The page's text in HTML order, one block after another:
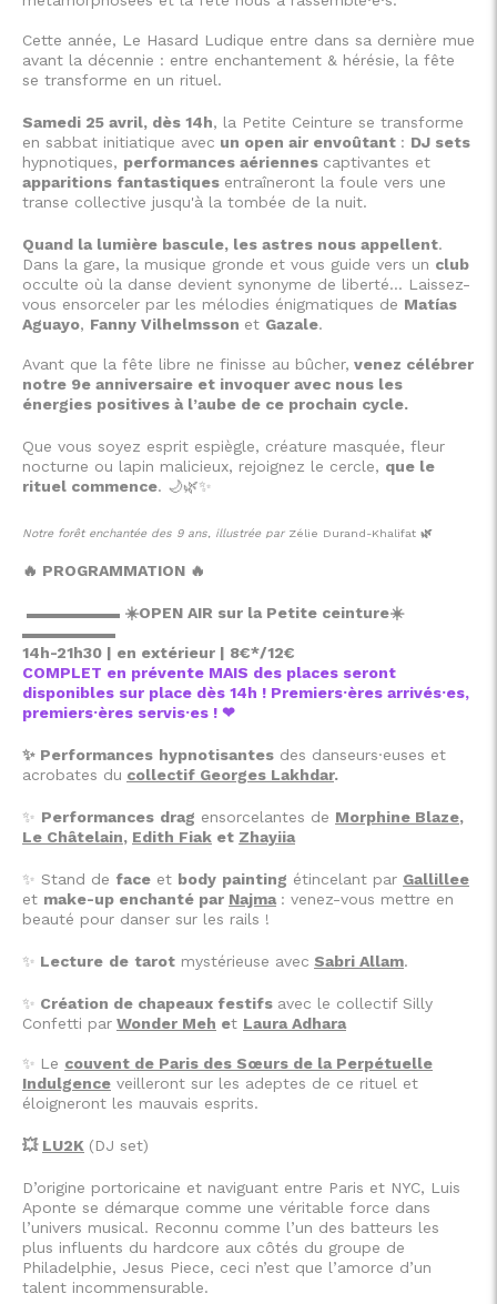
Cette année, Le Hasard Ludique entre dans sa dernière mue
avant la décennie : entre enchantement & hérésie, la fête
se transforme en un rituel.
Samedi 25 avril, dès 14h, la Petite Ceinture se transforme
en sabbat initiatique avec un open air envoûtant : DJ sets
hypnotiques, performances aériennes captivantes et
apparitions fantastiques entraîneront la foule vers une
transe collective jusqu'à la tombée de la nuit.
Quand la lumière bascule, les astres nous appellent.
Dans la gare, la musique gronde et vous guide vers un club
occulte où la danse devient synonyme de liberté… Laissez-
vous ensorceler par les mélodies énigmatiques de Matías
Aguayo, Fanny Vilhelmsson et Gazale.
Avant que la fête libre ne finisse au bûcher, venez célébrer
notre 9e anniversaire et invoquer avec nous les
énergies positives à l’aube de ce prochain cycle.
Que vous soyez esprit espiègle, créature masquée, fleur
nocturne ou lapin malicieux, rejoignez le cercle, que le
rituel commence. 🌙🌿✨
Notre forêt enchantée des 9 ans, illustrée par Zélie Durand-Khalifat 🌿
🔥 PROGRAMMATION 🔥
▬▬▬▬▬▬ ☀️OPEN AIR sur la Petite ceinture☀️
▬▬▬▬▬▬
14h-21h30 | en extérieur | 8€*/12€
COMPLET en prévente MAIS des places seront
disponibles sur place dès 14h ! Premiers·ères arrivés·es,
premiers·ères servis·es ! ❤
✨ Performances hypnotisantes des danseurs·euses et
acrobates du collectif Georges Lakhdar.
✨ Performances drag ensorcelantes de Morphine Blaze,
Le Châtelain, Edith Fiak et Zhayiia
✨ Stand de face et body painting étincelant par Gallillee
et make-up enchanté par Najma : venez-vous mettre en
beauté pour danser sur les rails !
✨ Lecture de tarot mystérieuse avec Sabri Allam.
✨ Création de chapeaux festifs avec le collectif Silly
Confetti par Wonder Meh et Laura Adhara
✨ Le couvent de Paris des Sœurs de la Perpétuelle
Indulgence veilleront sur les adeptes de ce rituel et
éloigneront les mauvais esprits.
💥 LU2K (DJ set)
D’origine portoricaine et naviguant entre Paris et NYC, Luis
Aponte se démarque comme une véritable force dans
l’univers musical. Reconnu comme l’un des batteurs les
plus influents du hardcore aux côtés du groupe de
Philadelphie, Jesus Piece, ceci n’est que l’amorce d’un
talent incommensurable.